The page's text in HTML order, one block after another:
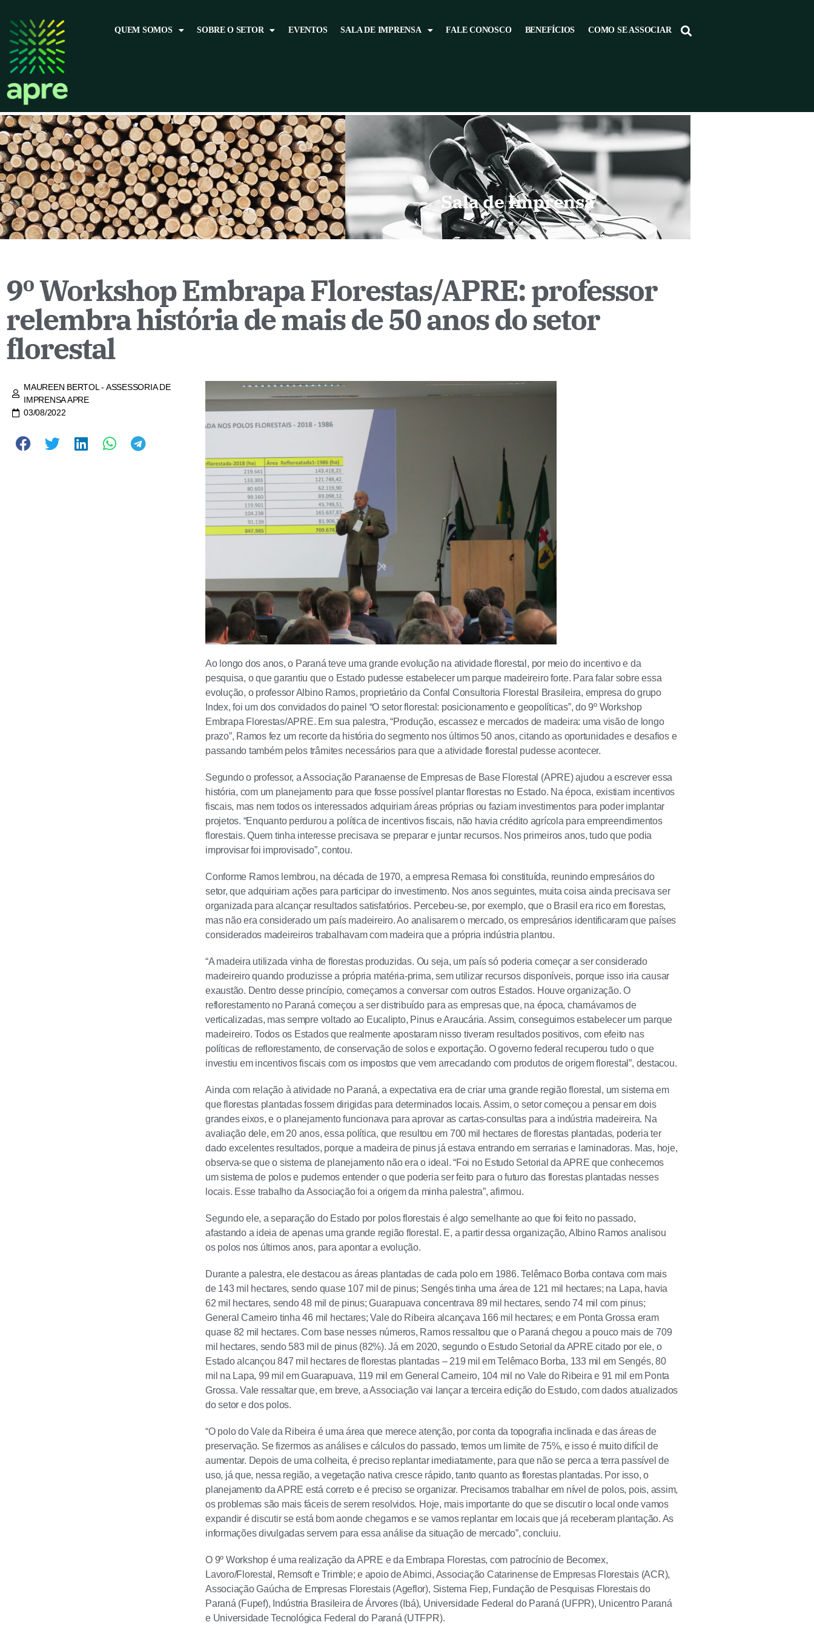
QUEM SOMOS SOBRE O SETOR EVENTOS SALA DE IMPRENSA FALE CONOSCO BENEFÍCIOS COMO SE ASSOCIAR
Sala de Imprensa
9º Workshop Embrapa Florestas/APRE: professor
relembra história de mais de 50 anos do setor
florestal
MAUREEN BERTOL - ASSESSORIA DE
IMPRENSA APRE
03/08/2022
Ao longo dos anos, o Paraná teve uma grande evolução na atividade florestal, por meio do incentivo e da
pesquisa, o que garantiu que o Estado pudesse estabelecer um parque madeireiro forte. Para falar sobre essa
evolução, o professor Albino Ramos, proprietário da Confal Consultoria Florestal Brasileira, empresa do grupo
Index, foi um dos convidados do painel “O setor florestal: posicionamento e geopolíticas”, do 9º Workshop
Embrapa Florestas/APRE. Em sua palestra, “Produção, escassez e mercados de madeira: uma visão de longo
prazo”, Ramos fez um recorte da história do segmento nos últimos 50 anos, citando as oportunidades e desafios e
passando também pelos trâmites necessários para que a atividade florestal pudesse acontecer.
Segundo o professor, a Associação Paranaense de Empresas de Base Florestal (APRE) ajudou a escrever essa
história, com um planejamento para que fosse possível plantar florestas no Estado. Na época, existiam incentivos
fiscais, mas nem todos os interessados adquiriam áreas próprias ou faziam investimentos para poder implantar
projetos. “Enquanto perdurou a política de incentivos fiscais, não havia crédito agrícola para empreendimentos
florestais. Quem tinha interesse precisava se preparar e juntar recursos. Nos primeiros anos, tudo que podia
improvisar foi improvisado”, contou.
Conforme Ramos lembrou, na década de 1970, a empresa Remasa foi constituída, reunindo empresários do
setor, que adquiriam ações para participar do investimento. Nos anos seguintes, muita coisa ainda precisava ser
organizada para alcançar resultados satisfatórios. Percebeu-se, por exemplo, que o Brasil era rico em florestas,
mas não era considerado um país madeireiro. Ao analisarem o mercado, os empresários identificaram que países
considerados madeireiros trabalhavam com madeira que a própria indústria plantou.
“A madeira utilizada vinha de florestas produzidas. Ou seja, um país só poderia começar a ser considerado
madeireiro quando produzisse a própria matéria-prima, sem utilizar recursos disponíveis, porque isso iria causar
exaustão. Dentro desse princípio, começamos a conversar com outros Estados. Houve organização. O
reflorestamento no Paraná começou a ser distribuído para as empresas que, na época, chamávamos de
verticalizadas, mas sempre voltado ao Eucalipto, Pinus e Araucária. Assim, conseguimos estabelecer um parque
madeireiro. Todos os Estados que realmente apostaram nisso tiveram resultados positivos, com efeito nas
políticas de reflorestamento, de conservação de solos e exportação. O governo federal recuperou tudo o que
investiu em incentivos fiscais com os impostos que vem arrecadando com produtos de origem florestal”, destacou.
Ainda com relação à atividade no Paraná, a expectativa era de criar uma grande região florestal, um sistema em
que florestas plantadas fossem dirigidas para determinados locais. Assim, o setor começou a pensar em dois
grandes eixos, e o planejamento funcionava para aprovar as cartas-consultas para a indústria madeireira. Na
avaliação dele, em 20 anos, essa política, que resultou em 700 mil hectares de florestas plantadas, poderia ter
dado excelentes resultados, porque a madeira de pinus já estava entrando em serrarias e laminadoras. Mas, hoje,
observa-se que o sistema de planejamento não era o ideal. “Foi no Estudo Setorial da APRE que conhecemos
um sistema de polos e pudemos entender o que poderia ser feito para o futuro das florestas plantadas nesses
locais. Esse trabalho da Associação foi a origem da minha palestra”, afirmou.
Segundo ele, a separação do Estado por polos florestais é algo semelhante ao que foi feito no passado,
afastando a ideia de apenas uma grande região florestal. E, a partir dessa organização, Albino Ramos analisou
os polos nos últimos anos, para apontar a evolução.
Durante a palestra, ele destacou as áreas plantadas de cada polo em 1986. Telêmaco Borba contava com mais
de 143 mil hectares, sendo quase 107 mil de pinus; Sengés tinha uma área de 121 mil hectares; na Lapa, havia
62 mil hectares, sendo 48 mil de pinus; Guarapuava concentrava 89 mil hectares, sendo 74 mil com pinus;
General Carneiro tinha 46 mil hectares; Vale do Ribeira alcançava 166 mil hectares; e em Ponta Grossa eram
quase 82 mil hectares. Com base nesses números, Ramos ressaltou que o Paraná chegou a pouco mais de 709
mil hectares, sendo 583 mil de pinus (82%). Já em 2020, segundo o Estudo Setorial da APRE citado por ele, o
Estado alcançou 847 mil hectares de florestas plantadas – 219 mil em Telêmaco Borba, 133 mil em Sengés, 80
mil na Lapa, 99 mil em Guarapuava, 119 mil em General Carneiro, 104 mil no Vale do Ribeira e 91 mil em Ponta
Grossa. Vale ressaltar que, em breve, a Associação vai lançar a terceira edição do Estudo, com dados atualizados
do setor e dos polos.
“O polo do Vale da Ribeira é uma área que merece atenção, por conta da topografia inclinada e das áreas de
preservação. Se fizermos as análises e cálculos do passado, temos um limite de 75%, e isso é muito difícil de
aumentar. Depois de uma colheita, é preciso replantar imediatamente, para que não se perca a terra passível de
uso, já que, nessa região, a vegetação nativa cresce rápido, tanto quanto as florestas plantadas. Por isso, o
planejamento da APRE está correto e é preciso se organizar. Precisamos trabalhar em nível de polos, pois, assim,
os problemas são mais fáceis de serem resolvidos. Hoje, mais importante do que se discutir o local onde vamos
expandir é discutir se está bom aonde chegamos e se vamos replantar em locais que já receberam plantação. As
informações divulgadas servem para essa análise da situação de mercado”, concluiu.
O 9º Workshop é uma realização da APRE e da Embrapa Florestas, com patrocínio de Becomex,
Lavoro/Florestal, Remsoft e Trimble; e apoio de Abimci, Associação Catarinense de Empresas Florestais (ACR),
Associação Gaúcha de Empresas Florestais (Ageflor), Sistema Fiep, Fundação de Pesquisas Florestais do
Paraná (Fupef), Indústria Brasileira de Árvores (Ibá), Universidade Federal do Paraná (UFPR), Unicentro Paraná
e Universidade Tecnológica Federal do Paraná (UTFPR).